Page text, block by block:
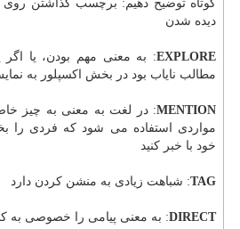
کوتاه توضیح دهیم: برچسب گذاشتن روی
دیده شدن
EXPLORE: به معنی مهم بودن، یا
مطالب نایاب بود در بخش اکسپلور به
MENTION: در لغت به معنی به چیز
مواردی استفاده می شود که فردی را
خود با خبر کنید
TAG: شباهت زیادی به منشن کردن دارد
DIRECT: به معنی پیامی را خصوصی به